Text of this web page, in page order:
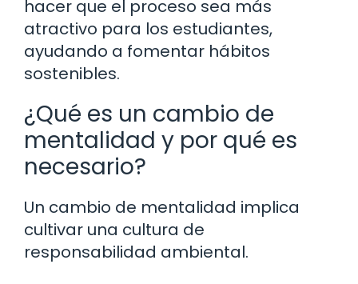
hacer que el proceso sea más
atractivo para los estudiantes,
ayudando a fomentar hábitos
sostenibles.
¿Qué es un cambio de
mentalidad y por qué es
necesario?
Un cambio de mentalidad implica
cultivar una cultura de
responsabilidad ambiental.